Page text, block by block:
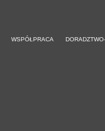
WSPÓŁPRACA